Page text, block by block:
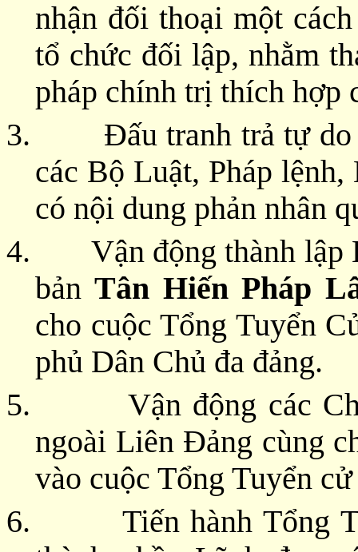
nhận đối thoại một
tổ chức đối lập, nhằm
pháp chính trị thích hợp
3.
Đấu tranh trả tự
các Bộ Luật, Pháp
có nội dung phản nhân
4.
Vận động thành
bảnTân Hiến Pháp
cho cuộc Tổng Tuyển
phủ Dân Chủ đa đảng.
5.
Vận động các
ngoài Liên Đảng cùng
vào cuộc Tổng Tuyển
6.
Tiến hành Tổng